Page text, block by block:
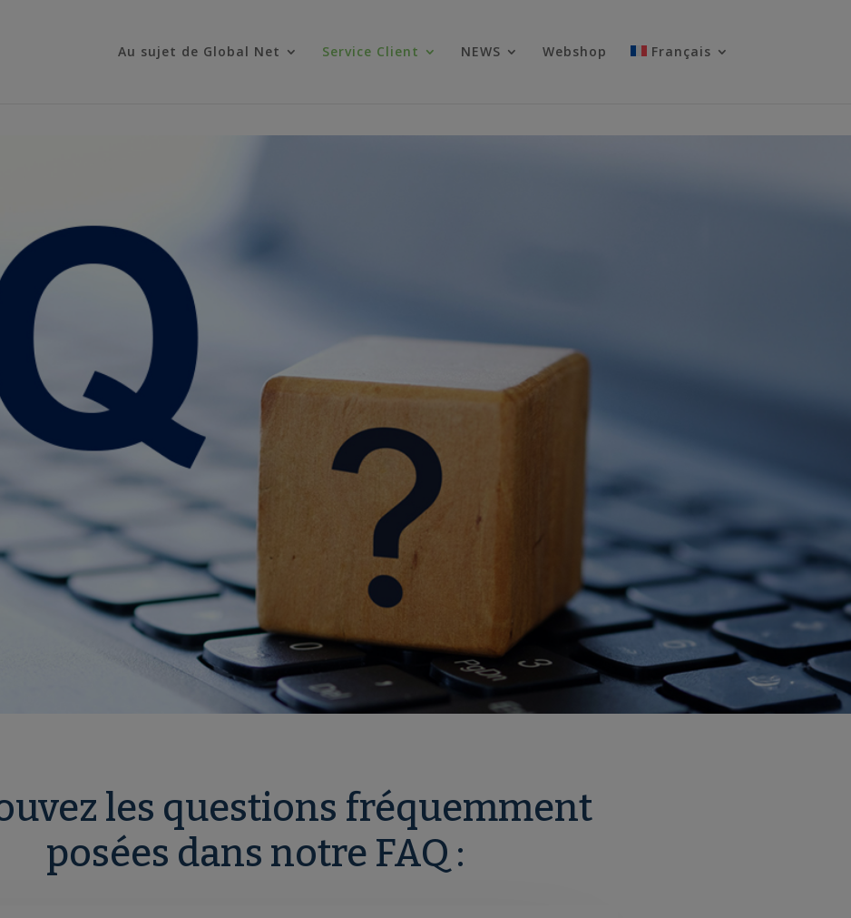
Au sujet de Global Net Service Client NEWS Webshop Français
les questions fréquemment
posées dans notre FAQ :